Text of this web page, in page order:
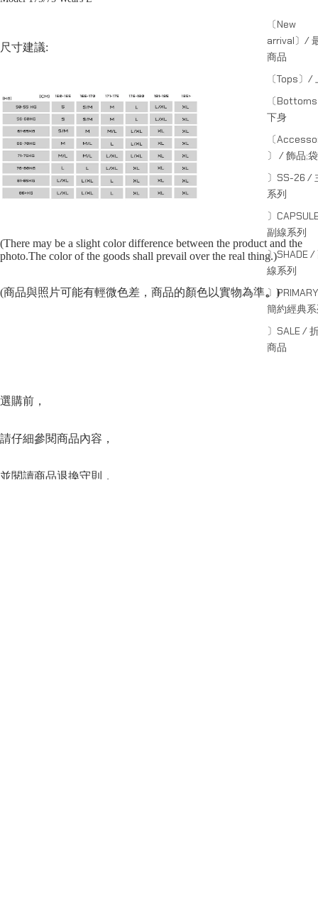
〔New
arrival〕/
商品
〔Tops〕/
〔
下身
〔
〕 / 飾品;袋
〕SS-26 /
系列
〕
副線系列
〕SHADE /
線系列
〕
簡約經典
〕SALE /
商品
尺寸建議:
(There may be a slight color difference between the product and the
photo.The color of the goods shall prevail over the real thing.)
(商品與照片可能有輕微色差，商品的顏色以實物為準。 )
選購前，
請仔細參閱商品內容，
並閱讀商品退換守則，